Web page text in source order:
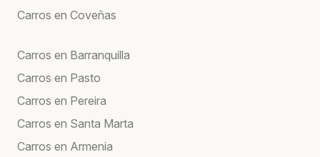
Carros en Coveñas
Carros en Barranquilla
Carros en Pasto
Carros en Pereira
Carros en Santa Marta
Carros en Armenia